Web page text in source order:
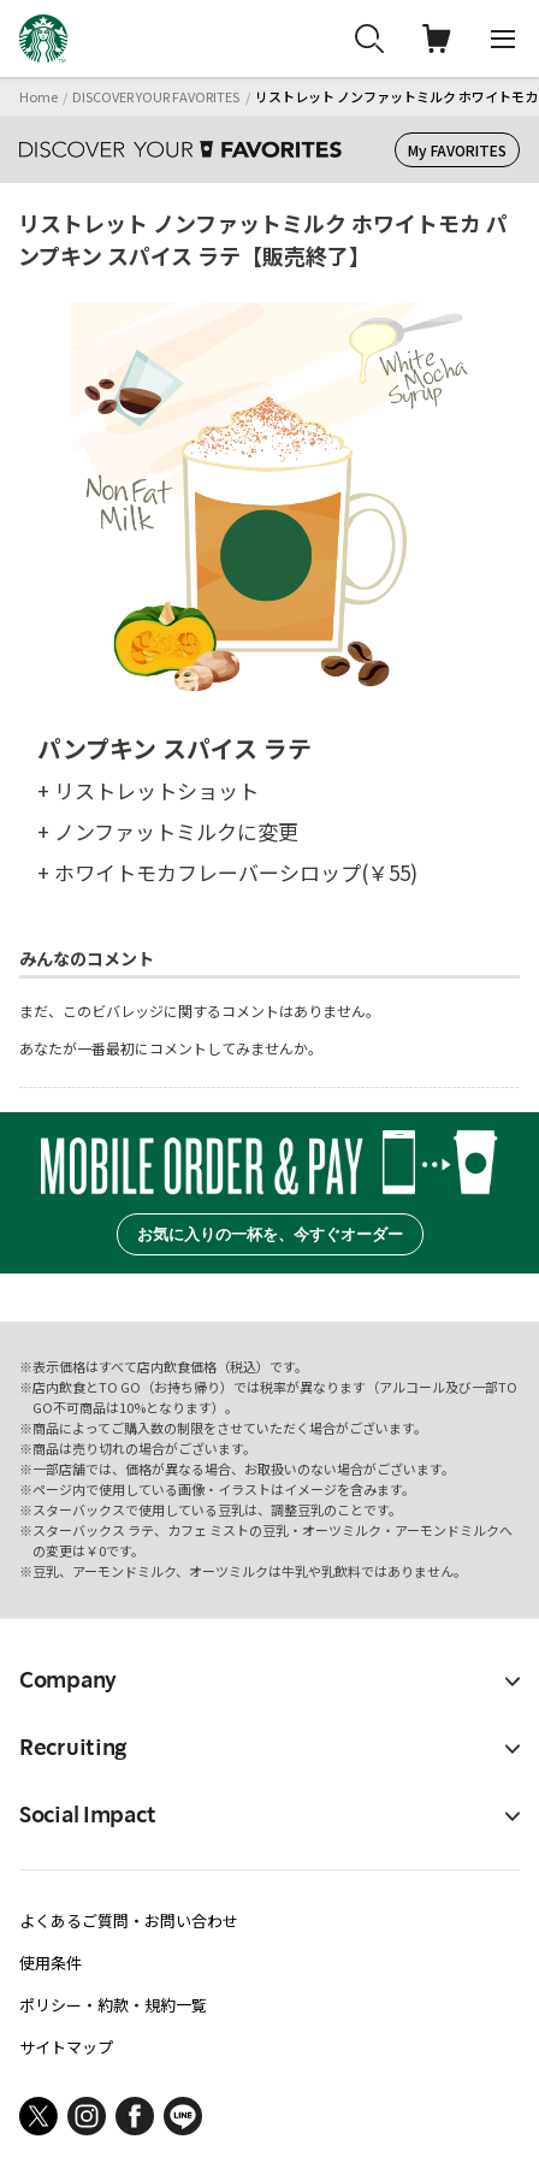
Home DISCOVER YOUR FAVORITES リストレット ノンファットミルク ホワイトモ
My FAVORITES
リストレット ノンファットミルク ホワイトモカ パ
ンプキン スパイス ラテ【販売終了】
パンプキン スパイス ラテ
+ リストレットショット
+ ノンファットミルクに変更
+ ホワイトモカフレーバーシロップ(￥55)
みんなのコメント
まだ、このビバレッジに関するコメントはありません。
あなたが一番最初にコメントしてみませんか。
お気に入りの一杯を、今すぐオーダー
表示価格はすべて店内飲食価格（税込）です。
店内飲食とTO GO（お持ち帰り）では税率が異なります（アルコール及び一部TO
GO不可商品は10%となります）。
商品によってご購入数の制限をさせていただく場合がございます。
商品は売り切れの場合がございます。
一部店舗では、価格が異なる場合、お取扱いのない場合がございます。
ページ内で使用している画像・イラストはイメージを含みます。
スターバックスで使用している豆乳は、調整豆乳のことです。
スターバックス ラテ、カフェ ミストの豆乳・オーツミルク・アーモンドミルクへ
の変更は￥0です。
豆乳、アーモンドミルク、オーツミルクは牛乳や乳飲料ではありません。
Company
Recruiting
Social Impact
よくあるご質問・お問い合わせ
使用条件
ポリシー・約款・規約一覧
サイトマップ